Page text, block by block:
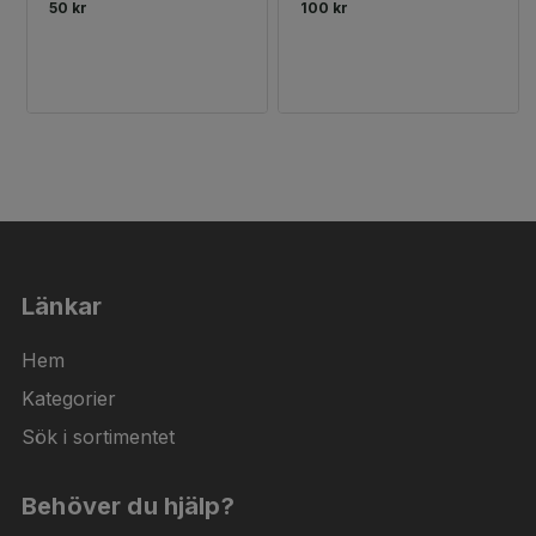
50 kr 100 kr
Länkar
Hem
Kategorier
Sök i sortimentet
Behöver du hjälp?